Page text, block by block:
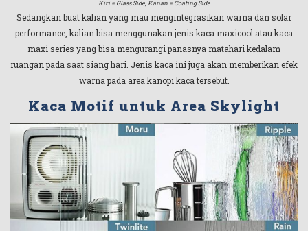
Kiri = Glass Side, Kanan = Coating Side
Sedangkan buat kalian yang mau mengintegrasikan warna dan solar
performance, kalian bisa menggunakan jenis kaca maxicool atau kaca
maxi series yang bisa mengurangi panasnya matahari kedalam
ruangan pada saat siang hari. Jenis kaca ini juga akan memberikan efek
warna pada area kanopi kaca tersebut.
Kaca Motif untuk Area Skylight